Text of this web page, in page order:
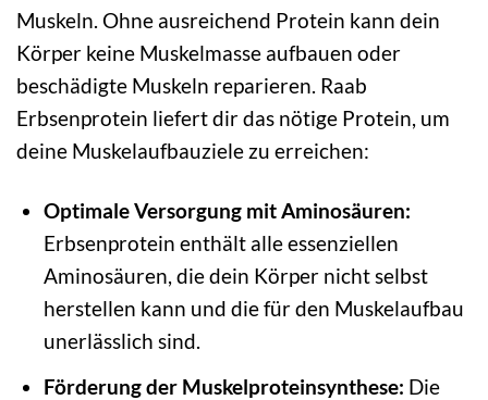
Muskeln. Ohne ausreichend Protein kann dein
Körper keine Muskelmasse aufbauen oder
beschädigte Muskeln reparieren. Raab
Erbsenprotein liefert dir das nötige Protein, um
deine Muskelaufbauziele zu erreichen:
Optimale Versorgung mit Aminosäuren:
Erbsenprotein enthält alle essenziellen
Aminosäuren, die dein Körper nicht selbst
herstellen kann und die für den Muskelaufbau
unerlässlich sind.
Förderung der Muskelproteinsynthese: Die